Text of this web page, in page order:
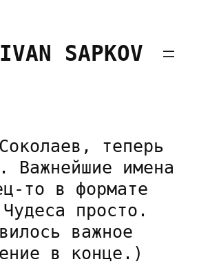
IVAN SAPKOV
теперь
Важнейшие имена
то в формате
просто.
важное
в конце.)